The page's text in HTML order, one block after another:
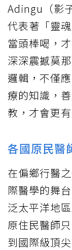
Adingu（影
代表著「靈
當頭棒喝，
深深震撼莫
邏輯，不僅
療的知識，
教，才會更有
各國原民醫
在偏鄉行醫
際醫學的舞
泛太平洋地
原住民醫師
到國際級頂